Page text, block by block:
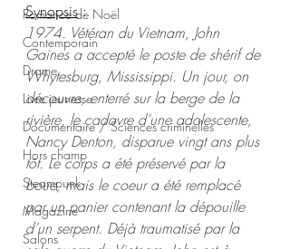
Romance de Noël
Contemporain
Drame
Livre jeunesse
Documentaire / Sciences criminelles
Hors champ
Steampunk
Magazine
Salons
Synopsis :
1974. Vétéran du Vietnam, John
Gaines a accepté le poste de shérif de
Whytesburg, Mississippi. Un jour, on
découvre, enterré sur la berge de la
rivière, le cadavre d’une adolescente,
Nancy Denton, disparue vingt ans plus
tôt. Le corps a été préservé par la
boue, mais le coeur a été remplacé
par un panier contenant la dépouille
d’un serpent. Déjà traumatisé par la